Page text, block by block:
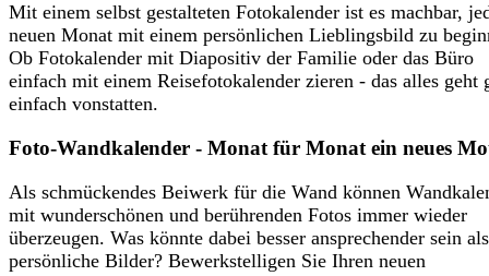
Mit einem selbst gestalteten Fotokalender ist es machbar,
neuen Monat mit einem persönlichen Lieblingsbild zu
Ob Fotokalender mit Diapositiv der Familie oder das Büro
einfach mit einem Reisefotokalender zieren - das alles geht
einfach vonstatten.
Foto-Wandkalender - Monat für Monat ein neues
Als schmückendes Beiwerk für die Wand können
mit wunderschönen und berührenden Fotos immer wieder
überzeugen. Was könnte dabei besser ansprechender sein als
persönliche Bilder? Bewerkstelligen Sie Ihren neuen